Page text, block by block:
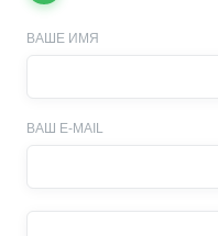
ВАШЕ ИМЯ
ВАШ E-MAIL